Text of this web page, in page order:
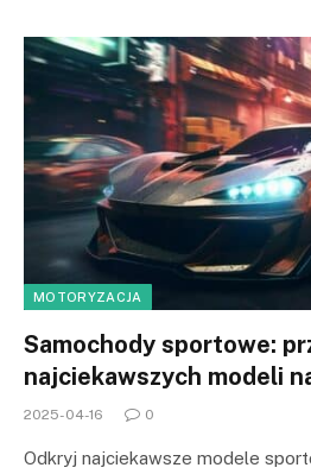
MOTORYZACJA
Samochody sportowe:
najciekawszych modeli
2025-04-16 0
Odkryj najciekawsze modele